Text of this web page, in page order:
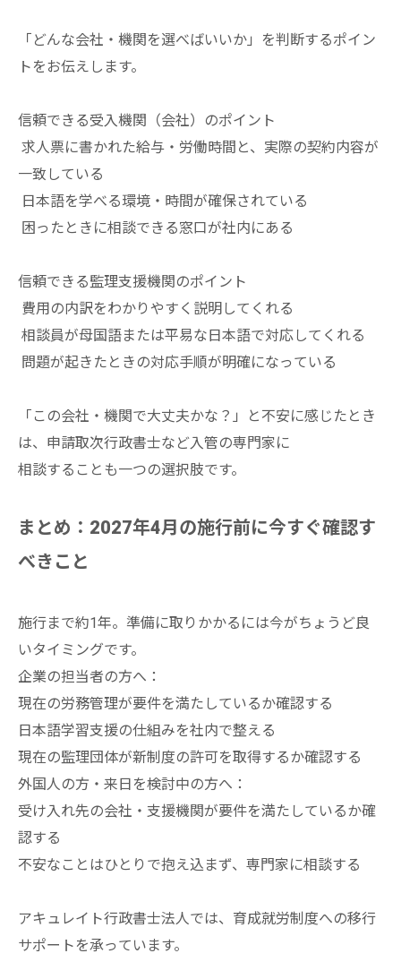
「どんな会社・機関を選べばいいか」を判断するポイン
トをお伝えします。
信頼できる受入機関（会社）のポイント
求人票に書かれた給与・労働時間と、実際の契約内容が
一致している
日本語を学べる環境・時間が確保されている
困ったときに相談できる窓口が社内にある
信頼できる監理支援機関のポイント
費用の内訳をわかりやすく説明してくれる
相談員が母国語または平易な日本語で対応してくれる
問題が起きたときの対応手順が明確になっている
「この会社・機関で大丈夫かな？」と不安に感じたとき
は、申請取次行政書士など入管の専門家に
相談することも一つの選択肢です。
まとめ：2027年4月の施行前に今すぐ確認す
べきこと
施行まで約1年。準備に取りかかるには今がちょうど良
いタイミングです。
企業の担当者の方へ：
現在の労務管理が要件を満たしているか確認する
日本語学習支援の仕組みを社内で整える
現在の監理団体が新制度の許可を取得するか確認する
外国人の方・来日を検討中の方へ：
受け入れ先の会社・支援機関が要件を満たしているか確
認する
不安なことはひとりで抱え込まず、専門家に相談する
アキュレイト行政書士法人では、育成就労制度への移行
サポートを承っています。